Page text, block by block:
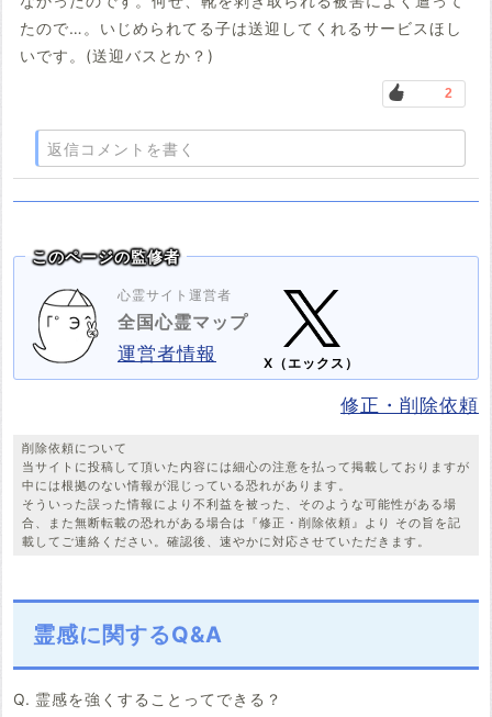
たので…。いじめられてる子は送迎してくれるサービスほし
いです。(送迎バスとか？)
2
返信コメントを書く
このページの監修者
心霊サイト運営者
全国心霊マップ
運営者情報
X（エックス）
修正・削除依頼
削除依頼について
当サイトに投稿して頂いた内容には細心の注意を払って掲載しておりますが
中には根拠のない情報が混じっている恐れがあります。
そういった誤った情報により不利益を被った、そのような可能性がある場
合、また無断転載の恐れがある場合は『修正・削除依頼』より その旨を記
載してご連絡ください。確認後、速やかに対応させていただきます。
霊感に関するQ&A
霊感を強くすることってできる？